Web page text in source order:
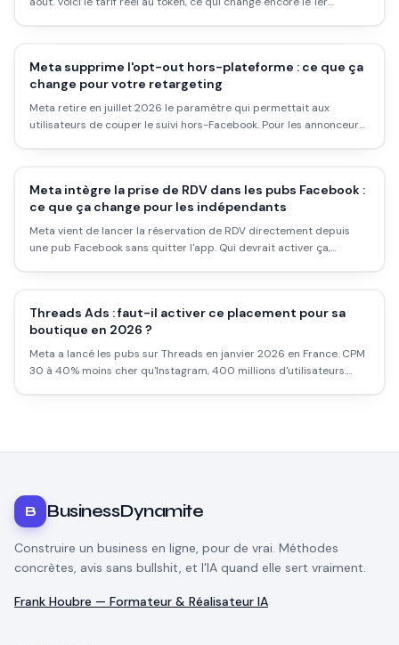
Meta supprime l'opt-out hors-plateforme : ce que ça
change pour votre retargeting
Meta retire en juillet 2026 le paramètre qui permettait aux
utilisateurs de couper le suivi hors-Facebook. Pour les annonceurs,
Meta intègre la prise de RDV dans les pubs Facebook :
ce que ça change pour les indépendants
Meta vient de lancer la réservation de RDV directement depuis
une pub Facebook sans quitter l'app. Qui devrait activer ça,
Threads Ads : faut-il activer ce placement pour sa
boutique en 2026 ?
Meta a lancé les pubs sur Threads en janvier 2026 en France. CPM
30 à 40% moins cher qu'Instagram, 400 millions d'utilisateurs.
B BusinessDynamite
Construire un business en ligne, pour de vrai. Méthodes
concrètes, avis sans bullshit, et l'IA quand elle sert vraiment.
Frank Houbre — Formateur & Réalisateur IA